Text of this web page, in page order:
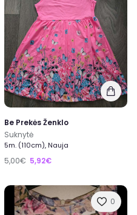
Be Prekės Ženklo
Suknytė
5m. (110cm), Nauja
5,00€ 5,92€
0